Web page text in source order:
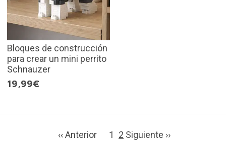
Bloques de construcción
para crear un mini perrito
Schnauzer
19,99€
‹‹ Anterior 1 2 Siguiente ››